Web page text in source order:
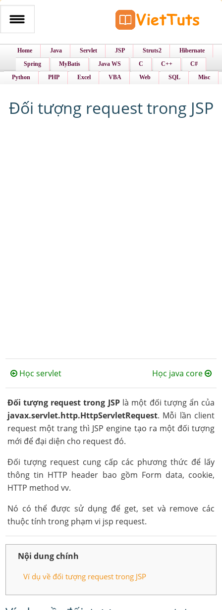
Home Java Servlet JSP Struts2
Hibernate
Spring
MyBatis Java WS C C++
C#
Python
PHP Excel VBA Web SQL Misc
Đối tượng request trong JSP
Học servlet Học java core
Đối tượng request trong JSPlà một đối tượng ẩn của
javax.servlet.http.HttpServletRequest. Mỗi lần client
request một trang thì JSP engine tạo ra một đối tượng
mới để đại diện cho request đó.
Đối tượng request cung cấp các phương thức để lấy
thông tin HTTP header bao gồm Form data, cookie,
HTTP method vv.
Nó có thể được sử dụng để get, set và remove các
thuộc tính trong phạm vi jsp request.
Nội dung chính
Ví dụ về đối tượng request trong JSP